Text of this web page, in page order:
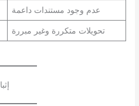
عدم وجود مستندات داعمة
تحويلات متكررة وغير مبررة